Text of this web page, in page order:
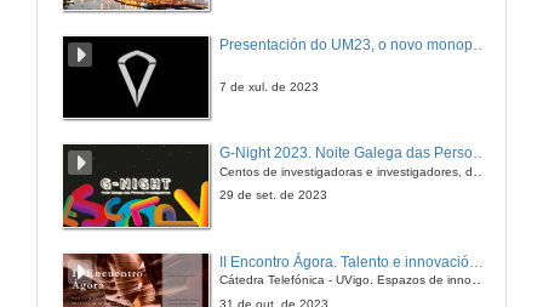
7 de xul. de 2023
G-Night 2023. Noite Galega das Persoas Investigadoras. Conciencias creativas
29 de set. de 2023
Cátedra Telefónica - UVigo. Espazos de innovación
31 de out. de 2023